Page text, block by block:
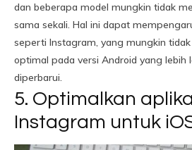
dan beberapa model mungkin tidak
sama sekali. Hal ini dapat
seperti Instagram, yang mungkin
optimal pada versi Android yang lebih
diperbarui.
5. Optimalkan
Instagram untuk